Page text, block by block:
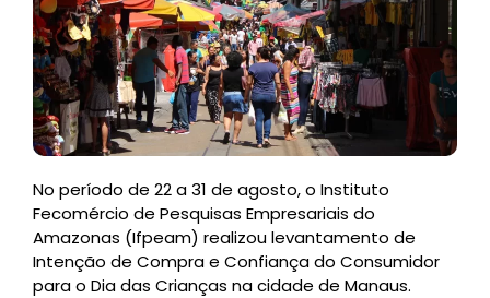
No período de 22 a 31 de agosto, o Instituto
Fecomércio de Pesquisas Empresariais do
Amazonas (Ifpeam) realizou levantamento de
Intenção de Compra e Confiança do Consumidor
para o Dia das Crianças na cidade de Manaus.